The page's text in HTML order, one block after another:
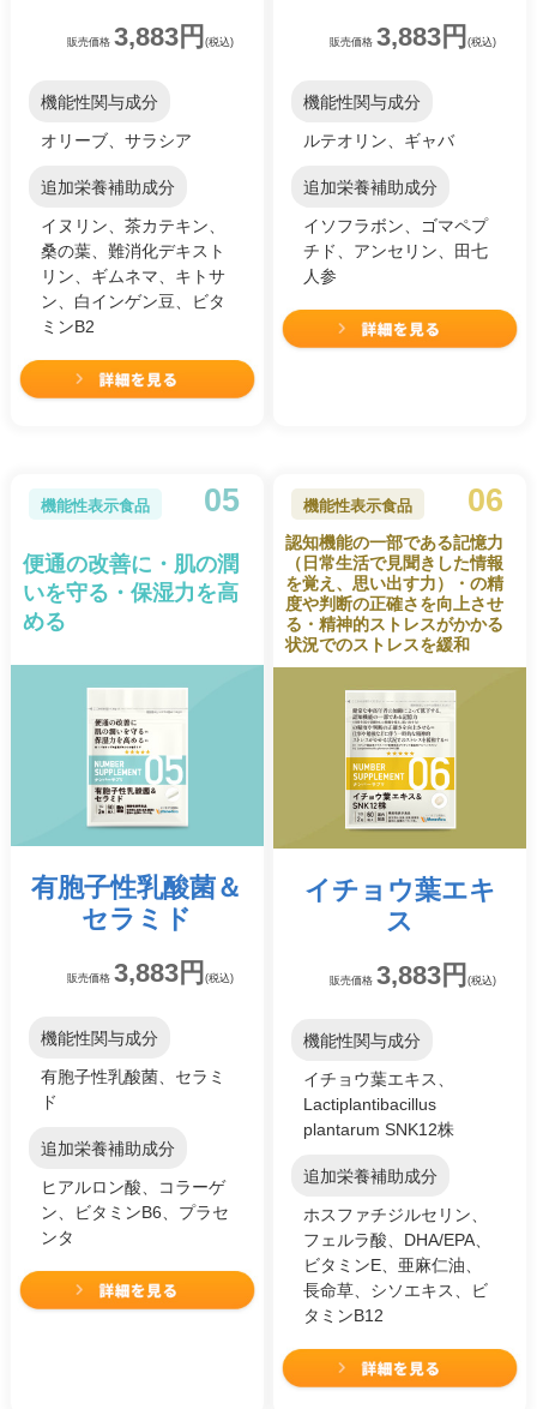
販売価格 3,883円 (税込)
機能性関与成分
オリーブ、サラシア
追加栄養補助成分
イヌリン、茶カテキン、
桑の葉、難消化デキスト
リン、ギムネマ、キトサ
ン、白インゲン豆、ビタ
ミンB2
販売価格3,883円(税込)
機能性関与成分
ルテオリン、ギャバ
追加栄養補助成分
イソフラボン、ゴマペプ
チド、アンセリン、田七
人参
機能性表示食品 05
便通の改善に・肌の潤
いを守る・保湿力を高
める
有胞子性乳酸菌＆
セラミド
販売価格 3,883円 (税込)
機能性関与成分
有胞子性乳酸菌、セラミ
ド
追加栄養補助成分
ヒアルロン酸、コラーゲ
ン、ビタミンB6、プラセ
ンタ
機能性表示食品 06
認知機能の一部である記憶力
（日常生活で見聞きした情報
を覚え、思い出す力）・の精
度や判断の正確さを向上させ
る・精神的ストレスがかかる
状況でのストレスを緩和
イチョウ葉エキ
ス
販売価格3,883円(税込)
機能性関与成分
イチョウ葉エキス、
Lactiplantibacillus
plantarum SNK12株
追加栄養補助成分
ホスファチジルセリン、
フェルラ酸、DHA/EPA、
ビタミンE、亜麻仁油、
長命草、シソエキス、ビ
タミンB12